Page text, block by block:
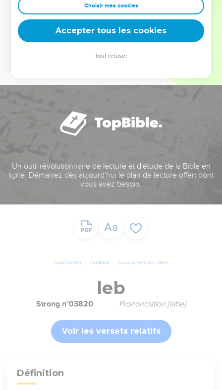
clés pour avancer avec plus de sagesse afin que leurs erreurs
deviennent vos tremplins. Que vous guidiez un ministère, une
équipe, un groupe ou une famille, leur expérience est faite
Un outil révolutionnaire de lecture et d'étude de la Bible en
ligne. Démarrez dès aujourd'hui le plan de lecture offert dont
vous avez besoin.
TopChrétien TopBible Lexique Hébreu / Grec
leb
Strong n°03820 Prononciation [labe]
Voir les versets relatifs
Définition
Choisir mes cookies
Accepter tous les cookies
Tout refuser